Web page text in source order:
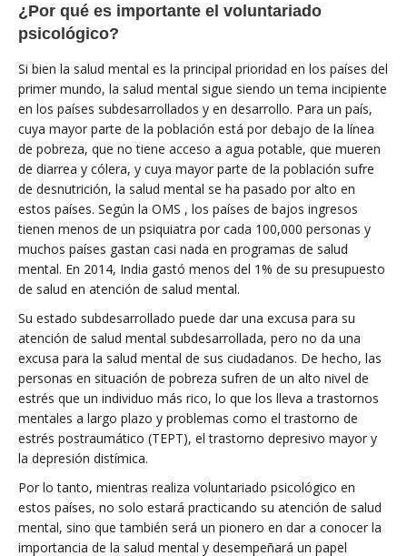
¿Por qué es importante el voluntariado
psicológico?
Si bien la salud mental es la principal prioridad en los países del
primer mundo, la salud mental sigue siendo un tema incipiente
en los países subdesarrollados y en desarrollo. Para un país,
cuya mayor parte de la población está por debajo de la línea
de pobreza, que no tiene acceso a agua potable, que mueren
de diarrea y cólera, y cuya mayor parte de la población sufre
de desnutrición, la salud mental se ha pasado por alto en
estos países. Según la OMS , los países de bajos ingresos
tienen menos de un psiquiatra por cada 100,000 personas y
muchos países gastan casi nada en programas de salud
mental. En 2014, India gastó menos del 1% de su presupuesto
de salud en atención de salud mental.
Su estado subdesarrollado puede dar una excusa para su
atención de salud mental subdesarrollada, pero no da una
excusa para la salud mental de sus ciudadanos. De hecho, las
personas en situación de pobreza sufren de un alto nivel de
estrés que un individuo más rico, lo que los lleva a trastornos
mentales a largo plazo y problemas como el trastorno de
estrés postraumático (TEPT), el trastorno depresivo mayor y
la depresión distímica.
Por lo tanto, mientras realiza voluntariado psicológico en
estos países, no solo estará practicando su atención de salud
mental, sino que también será un pionero en dar a conocer la
importancia de la salud mental y desempeñará un papel